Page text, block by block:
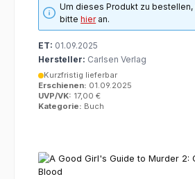
Um dieses Produkt zu
bittehieran.
ET: 01.09.2025
Hersteller: Carlsen Verlag
Kurzfristig lieferbar
Erschienen: 01.09.2025
UVP/VK: 17,00 €
Kategorie: Buch